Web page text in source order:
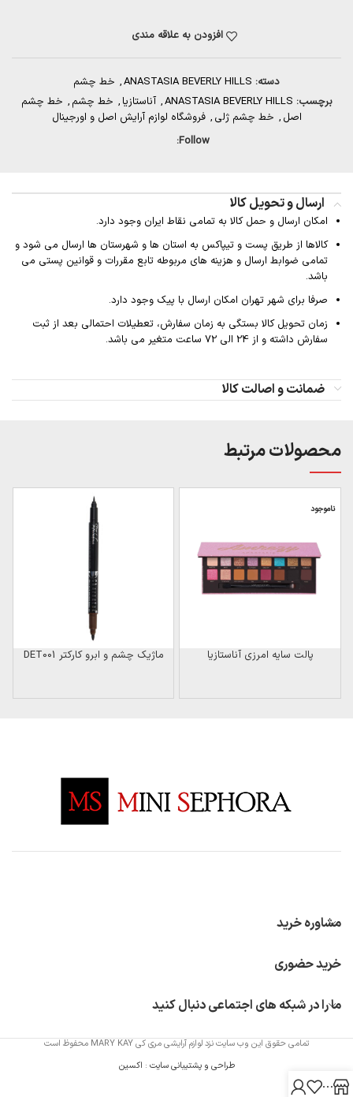
افزودن به علاقه مندی
دسته: ANASTASIA BEVERLY HILLS
, خط چشم
برچسب: ANASTASIA BEVERLY HILLS
, آناستازیا , خط چشم , خط چشم
اصل , خط چشم ژلی , فروشگاه لوازم آرایش اصل و اورجینال
Follow:
ارسال و تحویل کالا
امکان ارسال و حمل کالا به تمامی نقاط ایران وجود دارد.
کالاها از طریق پست و تیپاکس به استان ها و شهرستان ها ارسال می شود و
تمامی ضوابط ارسال و هزینه های مربوطه تابع مقررات و قوانین پستی می
باشد.
صرفا برای شهر تهران امکان ارسال با پیک وجود دارد.
زمان تحویل کالا بستگی به زمان سفارش، تعطیلات احتمالی بعد از ثبت
سفارش داشته و از 24 الی 72 ساعت متغیر می باشد.
ضمانت و اصالت کالا
محصولات مرتبط
ناموجود
پالت سایه امرزی آناستازیا ماژیک چشم و ابرو کارکتر DET001
مشاوره خرید
خرید حضوری
ما را در شبکه های اجتماعی دنبال کنید
تمامی حقوق این وب سایت نزد لوازم آرایشی مری کی MARY KAY محفوظ است
طراحی و پشتیبانی سایت : اکسین